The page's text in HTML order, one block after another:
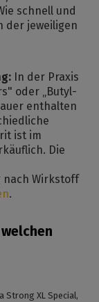
schnell und
der jeweiligen
In der Praxis
oder „Butyl-
enthalten
ist im
Die
nach Wirkstoff
.
Strong XL Special,